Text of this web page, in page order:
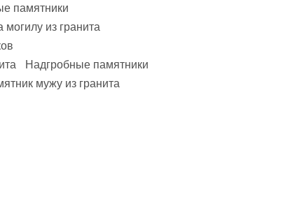
памятники
могилу из гранита
Надгробные памятники
мужу из гранита